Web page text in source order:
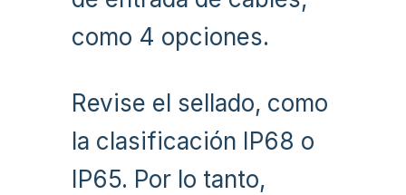
como 4 opciones.
Revise el sellado, como
la clasificación IP68 o
IP65. Por lo tanto,